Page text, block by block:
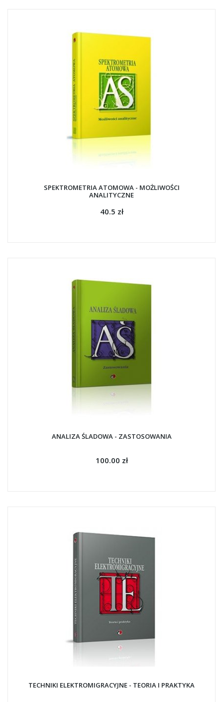
SPEKTROMETRIA ATOMOWA - MOŻLIWOŚCI
ANALITYCZNE
40.5 zł
ANALIZA ŚLADOWA - ZASTOSOWANIA
100.00 zł
TECHNIKI ELEKTROMIGRACYJNE - TEORIA I PRAKTYKA